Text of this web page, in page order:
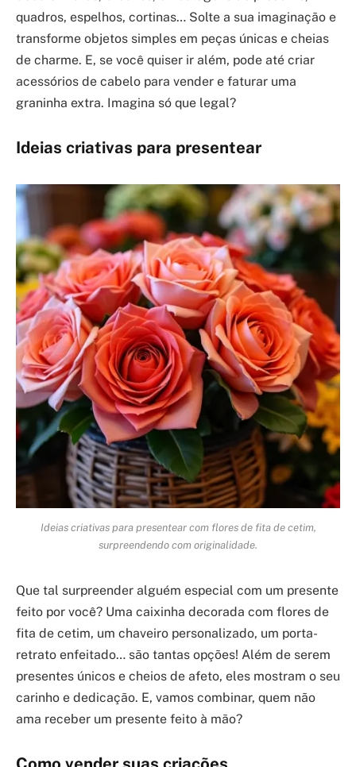
quadros, espelhos, cortinas… Solte a sua imaginação e
transforme objetos simples em peças únicas e cheias
de charme. E, se você quiser ir além, pode até criar
acessórios de cabelo para vender e faturar uma
graninha extra. Imagina só que legal?
Ideias criativas para presentear
Ideias criativas para presentear com flores de fita de cetim,
surpreendendo com originalidade.
Que tal surpreender alguém especial com um presente
feito por você? Uma caixinha decorada com flores de
fita de cetim, um chaveiro personalizado, um porta-
retrato enfeitado… são tantas opções! Além de serem
presentes únicos e cheios de afeto, eles mostram o seu
carinho e dedicação. E, vamos combinar, quem não
ama receber um presente feito à mão?